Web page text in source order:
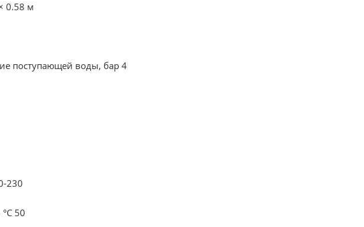
0.58 м
поступающей воды, бар 4
230
50